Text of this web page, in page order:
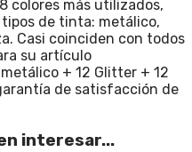
colores más utilizados,
de tinta: metálico,
Casi coinciden con todos
su artículo
+ 12 Glitter + 12
de satisfacción de
interesar...